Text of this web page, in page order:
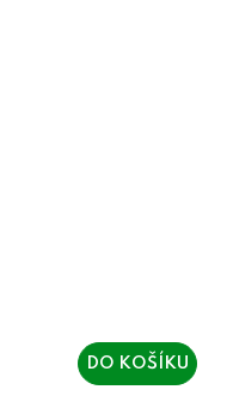
DO KOŠÍKU